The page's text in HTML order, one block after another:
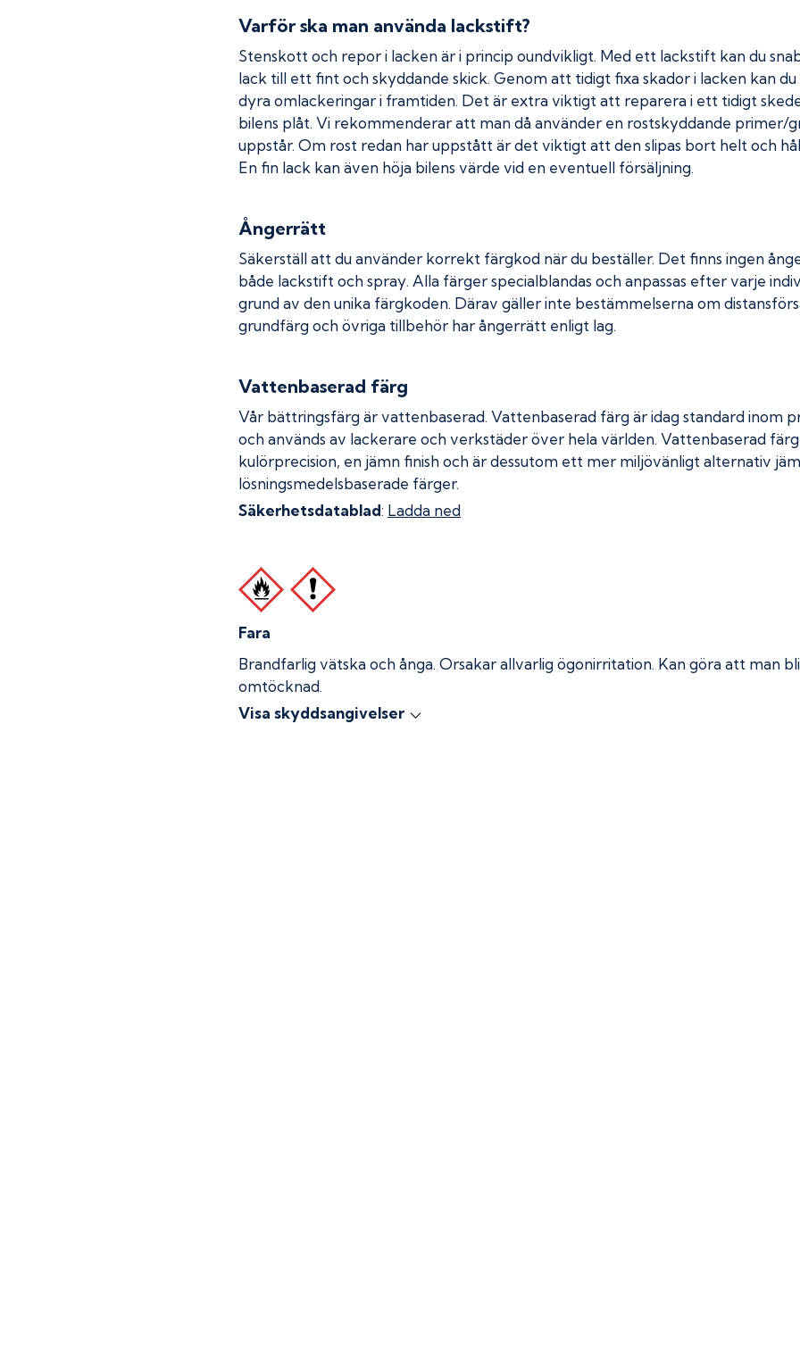
Varför ska man använda lackstift?
Stenskott och repor i lacken är i princip oundvikligt. Med ett lackstift kan du
lack till ett fint och skyddande skick. Genom att tidigt fixa skador i lacken kan
dyra omlackeringar i framtiden. Det är extra viktigt att reparera i ett tidigt
bilens plåt. Vi rekommenderar att man då använder en rostskyddande primer/
uppstår. Om rost redan har uppstått är det viktigt att den slipas bort helt och
En fin lack kan även höja bilens värde vid en eventuell försäljning.
Ångerrätt
Säkerställ att du använder korrekt färgkod när du beställer. Det finns ingen
både lackstift och spray. Alla färger specialblandas och anpassas efter varje
grund av den unika färgkoden. Därav gäller inte bestämmelserna om
grundfärg och övriga tillbehör har ångerrätt enligt lag.
Vattenbaserad färg
Vår bättringsfärg är vattenbaserad. Vattenbaserad färg är idag standard inom
och används av lackerare och verkstäder över hela världen. Vattenbaserad
kulörprecision, en jämn finish och är dessutom ett mer miljövänligt alternativ
lösningsmedelsbaserade färger.
Säkerhetsdatablad: Ladda ned
Fara
Brandfarlig vätska och ånga. Orsakar allvarlig ögonirritation. Kan göra att man
omtöcknad.
Visa skyddsangivelser